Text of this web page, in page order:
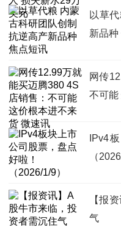
以草
新品种
网传
不可能
IPv4
（
【报
气